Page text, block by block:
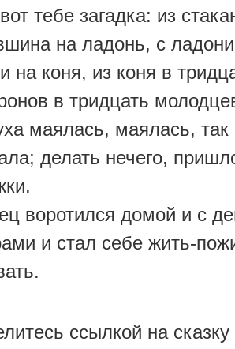
тебе загадка: из
на ладонь, с
на коня, из коня в
в тридцать
маялась, маялась, так
делать нечего,
воротился домой и с
и стал себе жить-
ссылкой на сказку